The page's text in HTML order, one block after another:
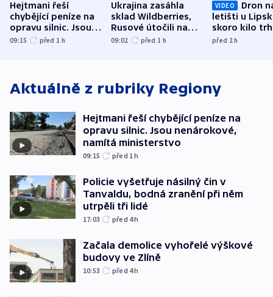
Hejtmani řeší
chybějící peníze na
opravu silnic. Jsou
nenárokové, namítá
09:15 před 1 h
Ukrajina zasáhla
sklad Wildberries,
Rusové útočili na
trh, hasiče či
09:02 před 1 h
VIDEO
Dron
letišti u
skoro kilo
indicie
před 2h
Aktuálně z rubriky Regiony
Hejtmani řeší chybějící peníze na
opravu silnic. Jsou nenárokové,
namítá ministerstvo
09:15 před 1h
Policie vyšetřuje násilný čin v
Tanvaldu, bodná zranění při něm
utrpěli tři lidé
17:03 před 4h
Začala demolice vyhořelé výškové
budovy ve Zlíně
10:53 před 4h